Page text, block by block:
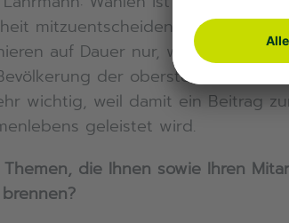
mitzuentscheiden, wer
auf Dauer nur, wenn die
der oberste Souverän
wichtig, weil damit ein Beitrag
geleistet wird.
die Ihnen sowie Ihren
en?